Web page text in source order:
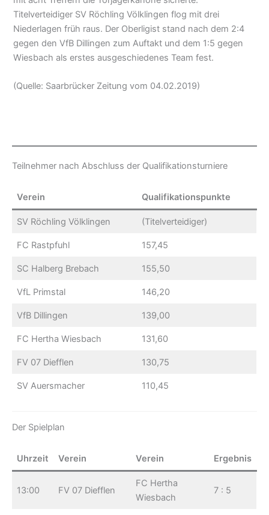
Titelverteidiger SV Röchling Völklingen flog mit drei
Niederlagen früh raus. Der Oberligist stand nach dem 2:4
gegen den VfB Dillingen zum Auftakt und dem 1:5 gegen
Wiesbach als erstes ausgeschiedenes Team fest.
(Quelle: Saarbrücker Zeitung vom 04.02.2019)
Teilnehmer nach Abschluss der Qualifikationsturniere
Verein Qualifikationspunkte
SV Röchling Völklingen (Titelverteidiger)
FC Rastpfuhl 157,45
SC Halberg Brebach 155,50
VfL Primstal 146,20
VfB Dillingen 139,00
FC Hertha Wiesbach 131,60
FV 07 Diefflen 130,75
SV Auersmacher 110,45
Der Spielplan
Uhrzeit Verein Verein Ergebnis
13:00 FV 07 Diefflen
FC Hertha
Wiesbach
7 : 5